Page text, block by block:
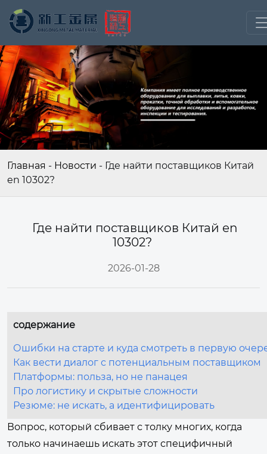
Главная - Новости - Где найти поставщиков Китай
en 10302?
Где найти поставщиков Китай en
10302?
2026-01-28
содержание
Ошибки на старте и куда смотреть в первую
Как вести диалог с потенциальным поставщиком
Платформы: польза, но не панацея
Про логистику и скрытые сложности
Резюме: не искать, а идентифицировать
Вопрос, который сбивает с толку многих, когда
только начинаешь искать этот специфичный